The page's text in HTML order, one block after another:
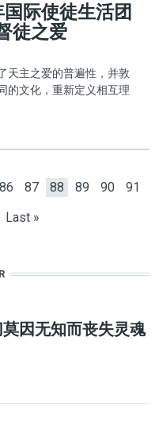
国际使徒生活团
徒之爱
天主之爱的普遍性，并敦
的文化，重新定义相互理
Page
86 Page
87 Current page
88 Page
89 Page
90 Page
91
Last page
Last »
莫因无知而丧失灵魂